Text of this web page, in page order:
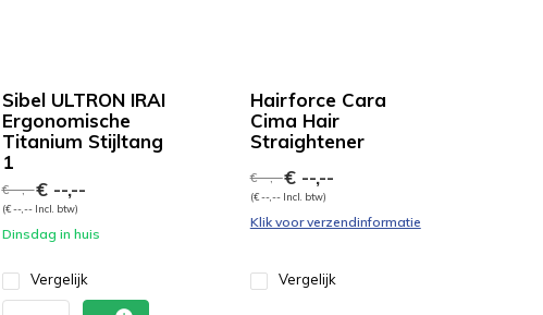
Sibel ULTRON IRAI
Ergonomische
Titanium Stijltang
1
€ --,--€ --,--
(€ --,-- Incl. btw)
Dinsdag in huis
Vergelijk
Hairforce Cara
Cima Hair
Straightener
€ --,--€ --,--
(€ --,-- Incl. btw)
Klik voor verzendinformatie
Vergelijk